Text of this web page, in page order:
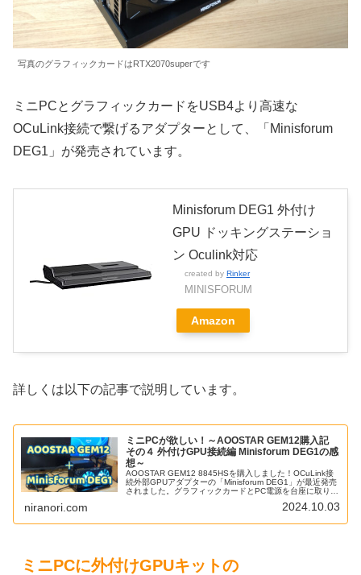
写真のグラフィックカードはRTX2070superです
ミニPCとグラフィックカードをUSB4より高速な
OCuLink接続で繋げるアダプターとして、「Minisforum
DEG1」が発売されています。
Minisforum DEG1 外付け
GPU ドッキングステーショ
ン Oculink対応
created by Rinker
MINISFORUM
Amazon
詳しくは以下の記事で説明しています。
ミニPCが欲しい！～AOOSTAR GEM12購入記
その４ 外付けGPU接続編 Minisforum DEG1の感
想～
AOOSTAR GEM12 8845HSを購入しました！OCuLink接
続外部GPUアダプターの「Minisforum DEG1」が最近発売
されました。グラフィックカードとPC電源を台座に取り付
niranori.com 2024.10.03
ミニPCに外付けGPUキットの